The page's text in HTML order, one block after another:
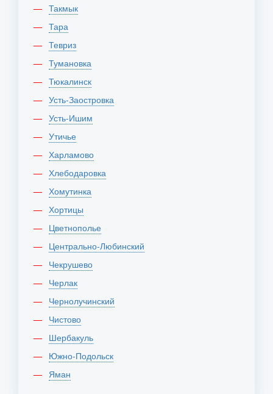
Такмык
Тара
Тевриз
Тумановка
Тюкалинск
Усть-Заостровка
Усть-Ишим
Утичье
Харламово
Хлебодаровка
Хомутинка
Хортицы
Цветнополье
Центрально-Любинский
Чекрушево
Черлак
Чернолучинский
Чистово
Шербакуль
Южно-Подольск
Яман